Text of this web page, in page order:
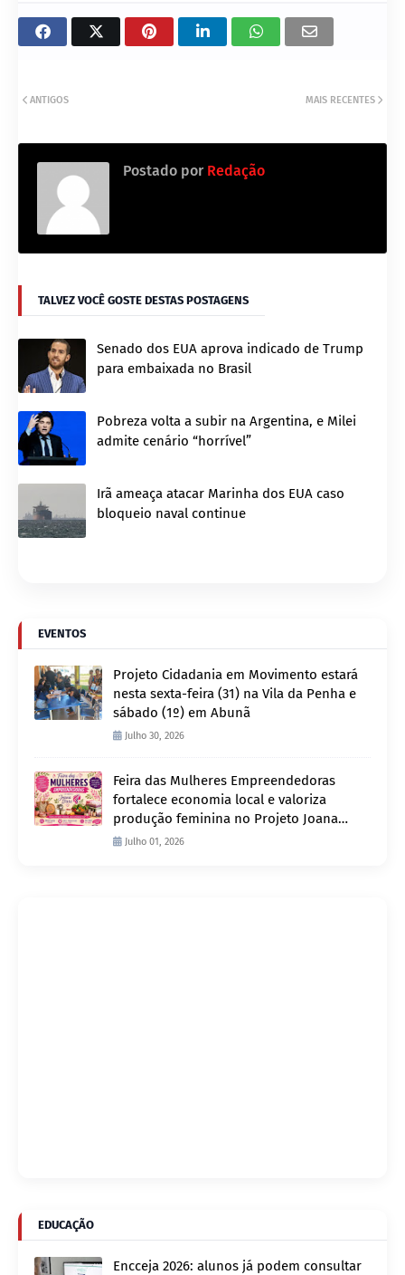
MAIS RECENTES
ANTIGOS
Postado por Redação
TALVEZ VOCÊ GOSTE DESTAS POSTAGENS
Senado dos EUA aprova indicado de Trump
para embaixada no Brasil
Pobreza volta a subir na Argentina, e Milei
admite cenário “horrível”
Irã ameaça atacar Marinha dos EUA caso
bloqueio naval continue
EVENTOS
Projeto Cidadania em Movimento estará
nesta sexta-feira (31) na Vila da Penha e
sábado (1º) em Abunã
Julho 30, 2026
Feira das Mulheres Empreendedoras
fortalece economia local e valoriza
produção feminina no Projeto Joana
D’Arc
Julho 01, 2026
EDUCAÇÃO
Encceja 2026: alunos já podem consultar